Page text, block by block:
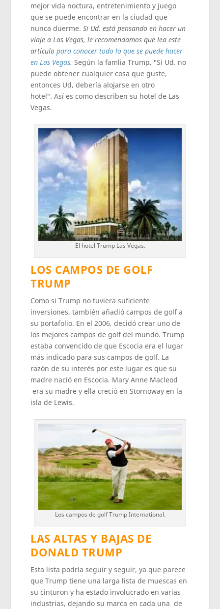
mejor vida noctura, entretenimiento y juego
que se puede encontrar en la ciudad que
nunca duerme.Si Ud. está pensando en hacer un
viaje a Las Vegas, le recomendamos que lea este
artículopara conocer todo lo que se puede hacer
en Las Vegas. Según la famlia Trump, "Si Ud. no
puede obtener cualquier cosa que guste,
entonces Ud, debería alojarse en otro
hotel". Así es como describen su hotel de Las
Vegas.
El hotel Trump Las Vegas.
LOS CAMPOS DE GOLF
TRUMP
Como si Trump no tuviera suficiente
inversiones, también añadió campos de golf a
su portafolio. En el 2006, decidó crear uno de
los mejores campos de golf del mundo. Trump
estaba convencido de que Escocia era el lugar
más indicado para sus campos de golf. La
razón de su interés por este lugar es que su
madre nació en Escocia. Mary Anne Macleod
era su madre y ella creció en Stornoway en la
isla de Lewis.
Los campos de golf Trump International.
LAS ALTAS Y BAJAS DE
DONALD TRUMP
Esta lista podría seguir y seguir, ya que parece
que Trump tiene una larga lista de muescas en
su cinturon y ha estado involucrado en varias
industrias, dejando su marca en cada una de